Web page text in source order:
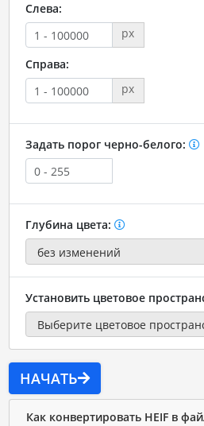
Слева:
px
Справа:
px
Задать порог черно-белого:
Глубина цвета:
Установить цветовое
НАЧАТЬ
Как конвертировать HEIF в